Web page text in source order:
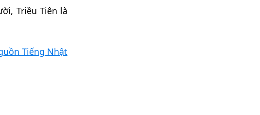
Triều Tiên là
Tiếng Nhật